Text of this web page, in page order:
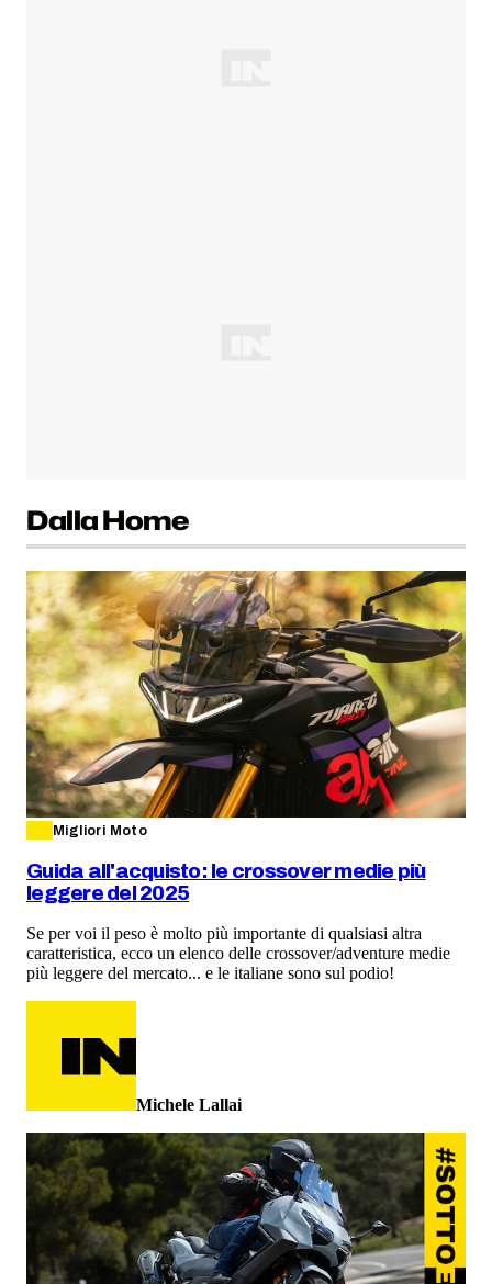
Dalla Home
Migliori Moto
Guida all'acquisto: le crossover medie più
leggere del 2025
Se per voi il peso è molto più importante di qualsiasi altra
caratteristica, ecco un elenco delle crossover/adventure medie
più leggere del mercato... e le italiane sono sul podio!
Michele Lallai